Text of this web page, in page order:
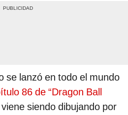
se lanzó en todo el mundo
86 de “Dragon Ball
siendo dibujando por